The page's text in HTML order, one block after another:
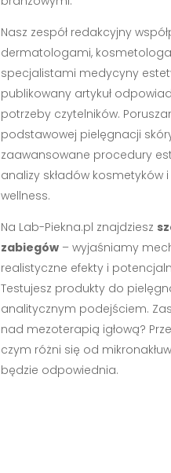
Nasz zespół redakcyjny
dermatologami,
specjalistami medycyny
publikowany artykuł
potrzeby czytelników.
podstawowej pielęgnacji
zaawansowane procedury
analizy składów kosmetyków
wellness.
Na Lab-Piekna.pl znajdziesz
zabiegów– wyjaśniamy
realistyczne efekty i
Testujesz produkty do
analitycznym podejściem.
nad mezoterapią igłową?
czym różni się od
będzie odpowiednia.